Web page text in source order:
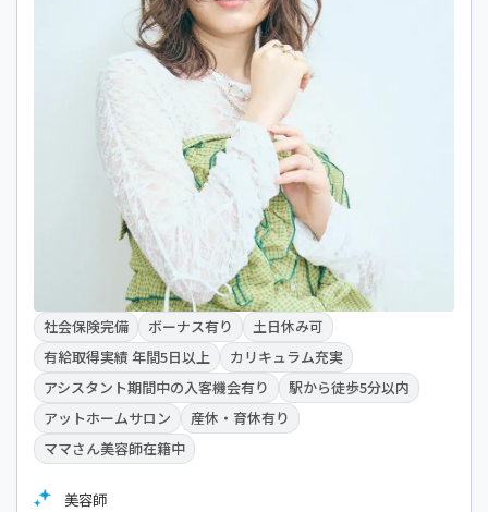
社会保険完備 ボーナス有り
土日休み可
有給取得実績 年間5日以上
カリキュラム充実
アシスタント期間中の入客機会有り
駅から徒歩5分以内
アットホームサロン
産休・育休有り
ママさん美容師在籍中
美容師